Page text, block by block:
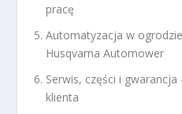
pracę
Automatyzacja w
Husqvarna Automower
Serwis, części i
klienta